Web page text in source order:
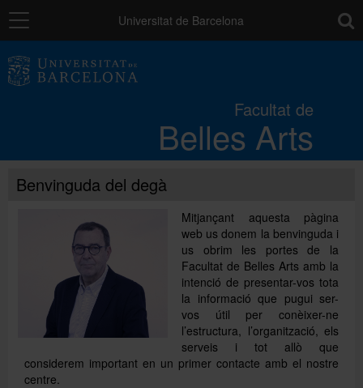
Navegació Universitat de Barcelona
Facultat de
Belles Arts
Estudis
Recerca
Internacional
Serveis
Sistema de qualitat
Benvinguda del degà
Mitjançant aquesta pàgina
web us donem la benvinguda i
us obrim les portes de la
Facultat de Belles Arts amb la
intenció de presentar-vos tota
la informació que pugui ser-
vos útil per conèixer-ne
l’estructura, l’organització, els
serveis i tot allò que
considerem important en un primer contacte amb el nostre
centre.